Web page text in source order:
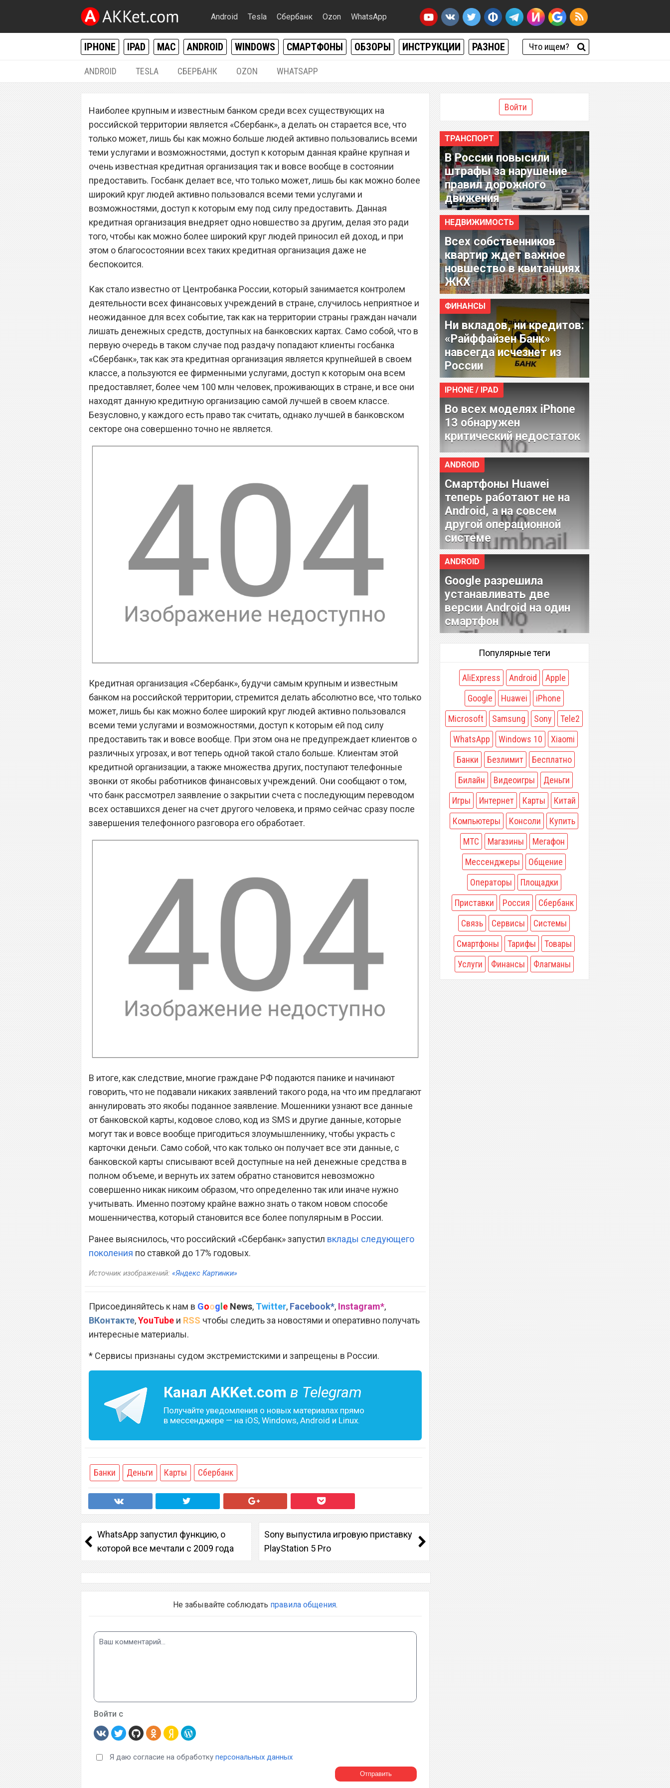
Android Tesla Сбербанк Ozon WhatsApp
IPHONE IPAD MAC ANDROID WINDOWS СМАРТФОНЫ ОБЗОРЫ ИНСТРУКЦИИ РАЗНОЕ
ANDROID TESLA СБЕРБАНК OZON WHATSAPP
Клиентов «Сбербанка» подряд лишают
денег на всех банковских картах
Наиболее крупным и известным банком среди всех существующих на
российской территории является «Сбербанк», а делать он старается все, что
только может, лишь бы как можно больше людей активно пользовались всеми
теми услугами и возможностями, доступ к которым данная крайне крупная и
очень известная кредитная организация так и вовсе вообще в состоянии
предоставить. Госбанк делает все, что только может, лишь бы как можно более
широкий круг людей активно пользовался всеми теми услугами и
возможностями, доступ к которым ему под силу предоставить. Данная
кредитная организация внедряет одно новшество за другим, делая это ради
того, чтобы как можно более широкий круг людей приносил ей доход, и при
этом о благосостоянии всех таких кредитная организация даже не
беспокоится.
Как стало известно от Центробанка России, который занимается контролем
деятельности всех финансовых учреждений в стране, случилось неприятное и
неожиданное для всех событие, так как на территории страны граждан начали
лишать денежных средств, доступных на банковских картах. Само собой, что в
первую очередь в таком случае под раздачу попадают клиенты госбанка
«Сбербанк», так как эта кредитная организация является крупнейшей в своем
классе, а пользуются ее фирменными услугами, доступ к которым она всем
предоставляет, более чем 100 млн человек, проживающих в стране, и все они
находят данную кредитную организацию самой лучшей в своем классе.
Безусловно, у каждого есть право так считать, однако лучшей в банковском
секторе она совершенно точно не является.
Кредитная организация «Сбербанк», будучи самым крупным и известным
банком на российской территории, стремится делать абсолютно все, что только
может, лишь бы как можно более широкий круг людей активно пользовался
всеми теми услугами и возможностями, доступ к которым ей под силу
предоставить так и вовсе вообще. При этом она не предупреждает клиентов о
различных угрозах, и вот теперь одной такой стало больше. Клиентам этой
кредитной организации, а также множества других, поступают телефонные
звонки от якобы работников финансовых учреждений. Они сообщают о том,
что банк рассмотрел заявление о закрытии счета с последующим переводом
всех оставшихся денег на счет другого человека, и прямо сейчас сразу после
завершения телефонного разговора его обработает.
В итоге, как следствие, многие граждане РФ подаются панике и начинают
говорить, что не подавали никаких заявлений такого рода, на что им предлагают
аннулировать это якобы поданное заявление. Мошенники узнают все данные
от банковской карты, кодовое слово, код из SMS и другие данные, которые
могут так и вовсе вообще пригодиться злоумышленнику, чтобы украсть с
карточки деньги. Само собой, что как только он получает все эти данные, с
банковской карты списывают всей доступные на ней денежные средства в
полном объеме, и вернуть их затем обратно становится невозможно
совершенно никак никоим образом, что определенно так или иначе нужно
учитывать. Именно поэтому крайне важно знать о таком новом способе
мошенничества, который становится все более популярным в России.
Ранее выяснилось, что российский «Сбербанк» запустил вклады следующего
поколения по ставкой до 17% годовых.
Источник изображений: «Яндекс Картинки»
Присоединяйтесь к нам в Google News, Twitter, Facebook*, Instagram*,
ВКонтакте,YouTube и RSS чтобы следить за новостями и оперативно получать
интересные материалы.
* Сервисы признаны судом экстремистскими и запрещены в России.
Канал AKKet.com в Telegram
Получайте уведомления о новых материалах прямо
в мессенджере — на iOS, Windows, Android и Linux.
Банки Деньги Карты Сбербанк
WhatsApp запустил функцию, о
которой все мечтали с 2009 года
Sony выпустила игровую приставку
PlayStation 5 Pro
Не забывайте соблюдать правила общения.
Войти с
Я даю согласие на обработку персональных данных
Войти
ТРАНСПОРТ
В России повысили
штрафы за нарушение
правил дорожного
движения
НЕДВИЖИМОСТЬ
Всех собственников
квартир ждет важное
новшество в квитанциях
ЖКХ
ФИНАНСЫ
Ни вкладов, ни кредитов:
«Райффайзен Банк»
навсегда исчезнет из
России
IPHONE / IPAD
Во всех моделях iPhone
13 обнаружен
критический недостаток
ANDROID
Смартфоны Huawei
теперь работают не на
Android, а на совсем
другой операционной
системе
ANDROID
Google разрешила
устанавливать две
версии Android на один
смартфон
Популярные теги
AliExpress Android
Apple
Google
Huawei
iPhone
Microsoft
Samsung Sony
Tele2
WhatsApp
Windows 10
Xiaomi
Банки
Безлимит
Бесплатно
Билайн
Видеоигры
Деньги
Игры
Интернет Карты
Китай
Компьютеры
Консоли
Купить
МТС
Магазины
Мегафон
Мессенджеры
Общение
Операторы
Площадки
Приставки
Россия
Сбербанк
Связь
Сервисы
Системы
Смартфоны
Тарифы
Товары
Услуги
Финансы Флагманы